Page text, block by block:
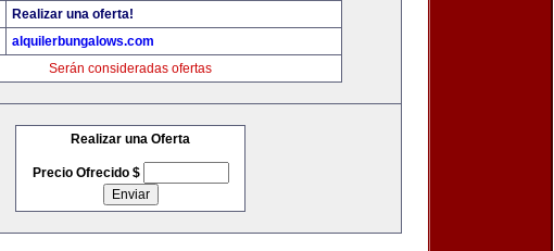
Realizar una oferta!
alquilerbungalows.com
Serán consideradas ofertas
Realizar una Oferta
Precio Ofrecido $